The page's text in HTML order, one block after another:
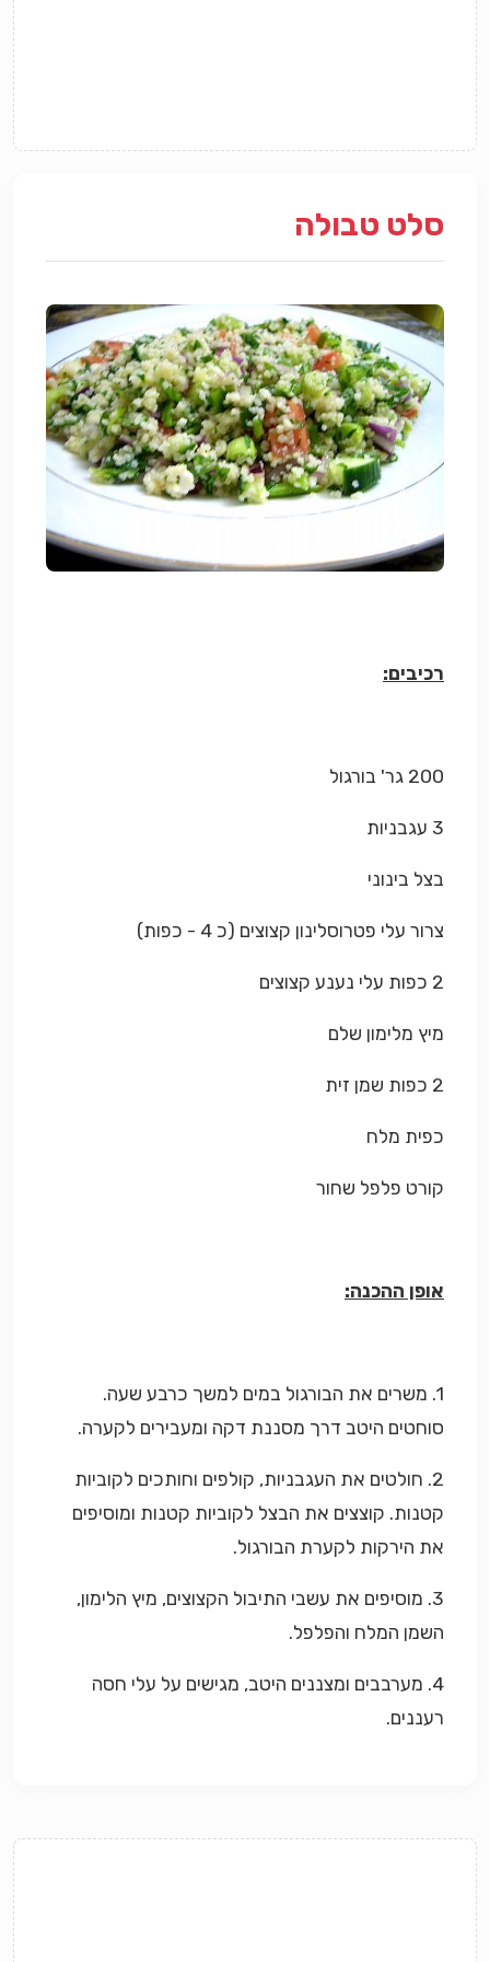
סלט טבולה
רכיבים:
200 גר' בורגול
3 עגבניות
בצל בינוני
צרור עלי פטרוסלינון קצוצים (כ 4 - כפות)
2 כפות עלי נענע קצוצים
מיץ מלימון שלם
2 כפות שמן זית
כפית מלח
קורט פלפל שחור
אופן ההכנה:
1. משרים את הבורגול במים למשך כרבע שעה.
סוחטים היטב דרך מסננת דקה ומעבירים לקערה.
2. חולטים את העגבניות, קולפים וחותכים לקוביות
קטנות. קוצצים את הבצל לקוביות קטנות ומוסיפים
את הירקות לקערת הבורגול.
3. מוסיפים את עשבי התיבול הקצוצים, מיץ הלימון,
השמן המלח והפלפל.
4. מערבבים ומצננים היטב, מגישים על עלי חסה
רעננים.